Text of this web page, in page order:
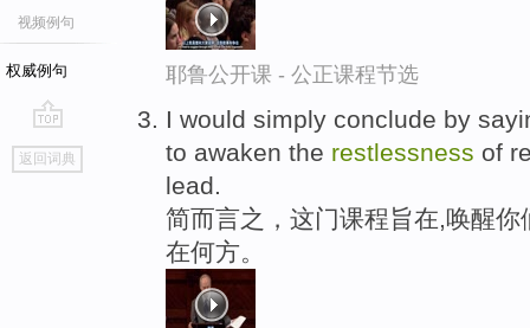
视频例句
权威例句
go
top
返回词典
耶鲁公开课 - 公正课程节选
I would simply conclude by
to awaken the restlessness of
lead.
简而言之，这门课程旨在,唤醒
在何方。